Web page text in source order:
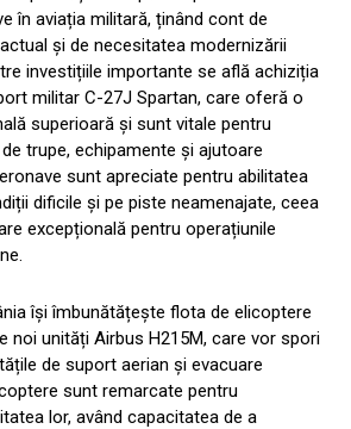
în aviația militară, ținând cont de
și de necesitatea modernizării
investițiile importante se află achiziția
militar C-27J Spartan, care oferă o
superioară și sunt vitale pentru
trupe, echipamente și ajutoare
sunt apreciate pentru abilitatea
dificile și pe piste neamenajate, ceea
excepțională pentru operațiunile
își îmbunătățește flota de elicoptere
noi unități Airbus H215M, care vor spori
de suport aerian și evacuare
sunt remarcate pentru
lor, având capacitatea de a